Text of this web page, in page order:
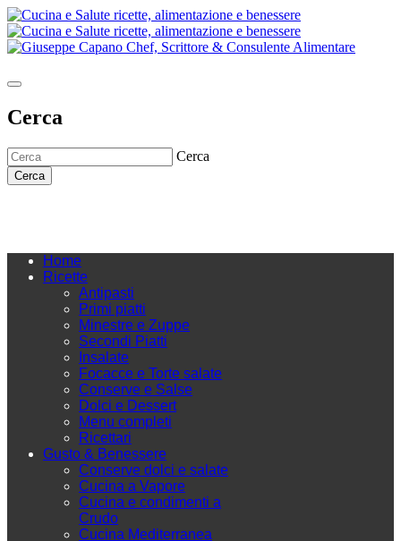
Cerca
Cerca
Cerca
Home
Ricette
Antipasti
Primi piatti
Minestre e Zuppe
Secondi Piatti
Insalate
Focacce e Torte salate
Conserve e Salse
Dolci e Dessert
Menu completi
Ricettari
Gusto & Benessere
Conserve dolci e salate
Cucina a Vapore
Cucina e condimenti a
Crudo
Cucina Mediterranea